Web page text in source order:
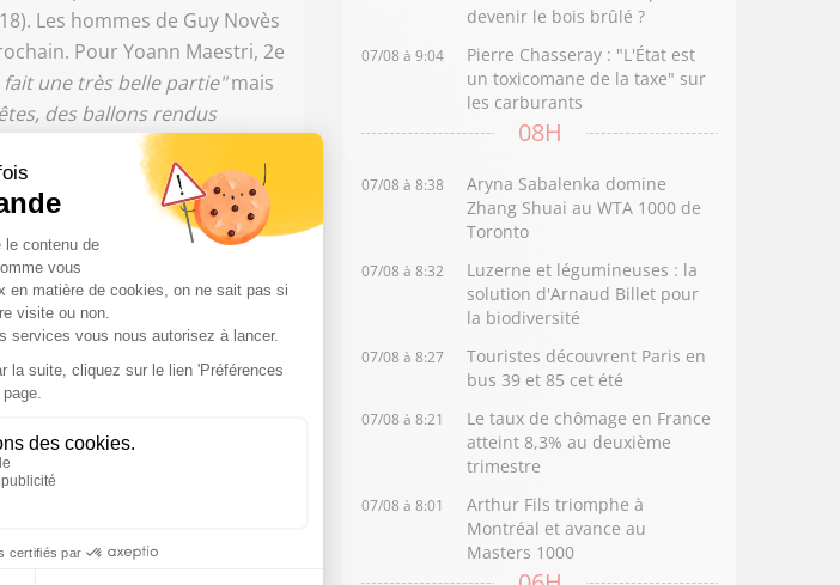
Les hommes de Guy Novès
Pour Yoann Maestri, 2e
fait une très belle partie"mais
des ballons rendus
à la prestation de
mêlée fermée lors du match
cette fois-ci."
coup décisif pour la
en question. Il faut
important d’évaluer les
il faut les avoir en tête
conserver la possession du
ne voit pas Montpellier, déjà
a-t-il assuré.
avant la reprise du
devenir le bois brûlé ?
07/08 à 9:04
Pierre Chasseray : "L'État est
un toxicomane de la taxe" sur
les carburants
08H
07/08 à 8:38
Aryna Sabalenka domine
Zhang Shuai au WTA 1000 de
Toronto
07/08 à 8:32
Luzerne et légumineuses : la
solution d'Arnaud Billet pour
la biodiversité
07/08 à 8:27
Touristes découvrent Paris en
bus 39 et 85 cet été
07/08 à 8:21
Le taux de chômage en France
atteint 8,3% au deuxième
trimestre
07/08 à 8:01
Arthur Fils triomphe à
Montréal et avance au
Masters 1000